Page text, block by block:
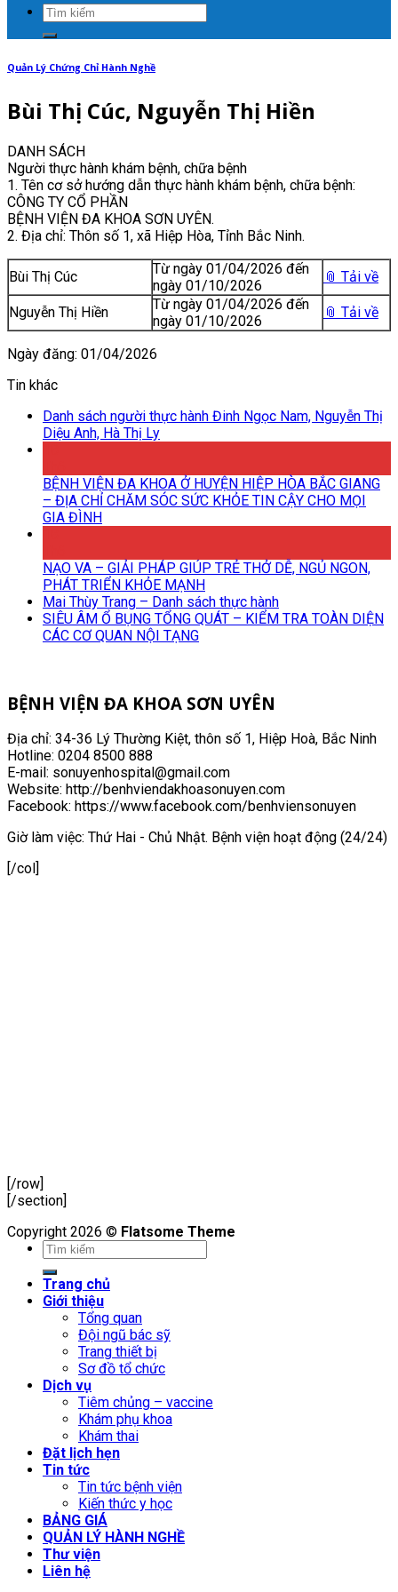
Quản Lý Chứng Chỉ Hành Nghề
Bùi Thị Cúc, Nguyễn Thị Hiền
DANH SÁCH
Người thực hành khám bệnh, chữa bệnh
1. Tên cơ sở hướng dẫn thực hành khám bệnh, chữa bệnh:
CÔNG TY CỔ PHẦN
BỆNH VIỆN ĐA KHOA SƠN UYÊN.
2. Địa chỉ: Thôn số 1, xã Hiệp Hòa, Tỉnh Bắc Ninh.
Bùi Thị Cúc
Từ ngày 01/04/2026 đến
ngày 01/10/2026
📎 Tải về
Nguyễn Thị Hiền
Từ ngày 01/04/2026 đến
ngày 01/10/2026
📎 Tải về
Ngày đăng: 01/04/2026
Tin khác
Danh sách người thực hành Đinh Ngọc Nam, Nguyễn Thị
Diệu Anh, Hà Thị Ly
BỆNH VIỆN ĐA KHOA Ở HUYỆN HIỆP HÒA BẮC GIANG
– ĐỊA CHỈ CHĂM SÓC SỨC KHỎE TIN CẬY CHO MỌI
GIA ĐÌNH
NẠO VA – GIẢI PHÁP GIÚP TRẺ THỞ DỄ, NGỦ NGON,
PHÁT TRIỂN KHỎE MẠNH
Mai Thùy Trang – Danh sách thực hành
SIÊU ÂM Ổ BỤNG TỔNG QUÁT – KIỂM TRA TOÀN DIỆN
CÁC CƠ QUAN NỘI TẠNG
BỆNH VIỆN ĐA KHOA SƠN UYÊN
Địa chỉ: 34-36 Lý Thường Kiệt, thôn số 1, Hiệp Hoà, Bắc Ninh
Hotline: 0204 8500 888
E-mail: sonuyenhospital@gmail.com
Website: http://benhviendakhoasonuyen.com
Facebook: https://www.facebook.com/benhviensonuyen
Giờ làm việc: Thứ Hai - Chủ Nhật. Bệnh viện hoạt động (24/24)
[/col]
[/row]
[/section]
Copyright 2026 © Flatsome Theme
Trang chủ
Giới thiệu
Tổng quan
Đội ngũ bác sỹ
Trang thiết bị
Sơ đồ tổ chức
Dịch vụ
Tiêm chủng – vaccine
Khám phụ khoa
Khám thai
Đặt lịch hẹn
Tin tức
Tin tức bệnh viện
Kiến thức y học
BẢNG GIÁ
QUẢN LÝ HÀNH NGHỀ
Thư viện
Liên hệ